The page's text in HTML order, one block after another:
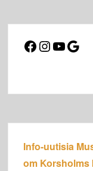
Facebook
Instagram
Info-uutisia
om Korsholms